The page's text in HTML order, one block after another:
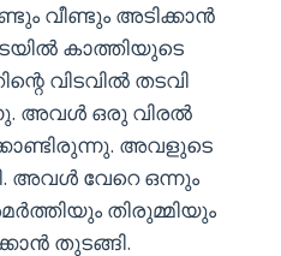
വീണ്ടും അടിക്കാൻ
കാത്തിയുടെ
വിടവിൽ തടവി
അവൾ ഒരു വിരൽ
അവളുടെ
അവൾ വേറെ ഒന്നും
തിരുമ്മിയും
തുടങ്ങി.